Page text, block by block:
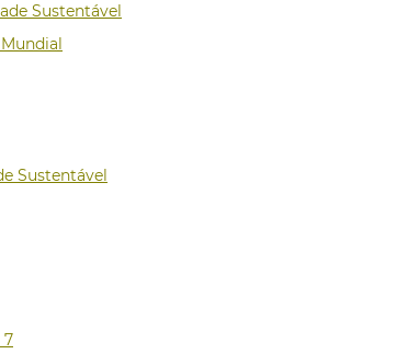
Sustentável
Sustentável
7